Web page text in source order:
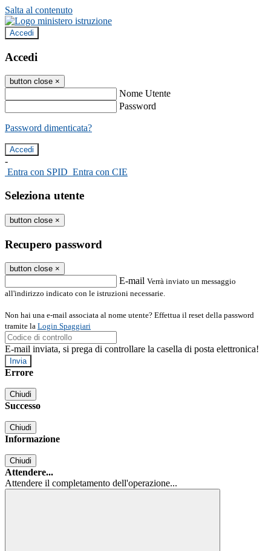
Salta al contenuto
Accedi
Accedi
button close ×
Nome Utente
Password
Password dimenticata?
-
Entra con SPID Entra con CIE
Seleziona utente
button close ×
Recupero password
button close ×
E-mail Verrà inviato un messaggio
all'indirizzo indicato con le istruzioni necessarie.
Non hai una e-mail associata al nome utente? Effettua il reset della password
tramite la Login Spaggiari
E-mail inviata, si prega di controllare la casella di posta elettronica!
Errore
Chiudi
Successo
Chiudi
Informazione
Chiudi
Attendere...
Attendere il completamento dell'operazione...